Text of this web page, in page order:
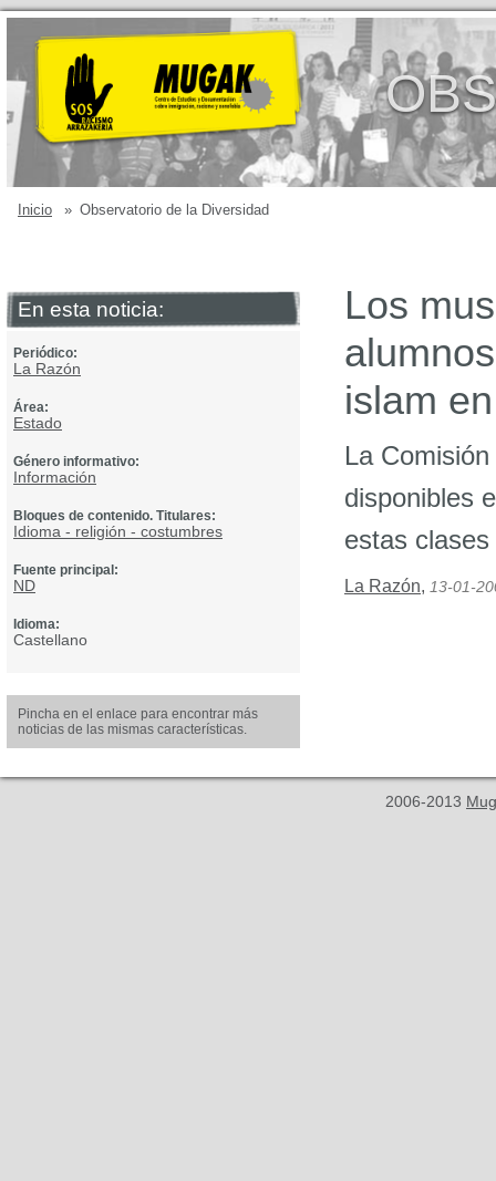
Inicio » Observatorio de la Diversidad
En esta noticia:
Periódico:
La Razón
Área:
Estado
Género informativo:
Información
Bloques de contenido. Titulares:
Idioma - religión - costumbres
Fuente principal:
ND
Idioma:
Castellano
Pincha en el enlace para encontrar más
noticias de las mismas características.
Los
islam
La
disponibles
estas clases
La Razón, 13-01-
2006-2013